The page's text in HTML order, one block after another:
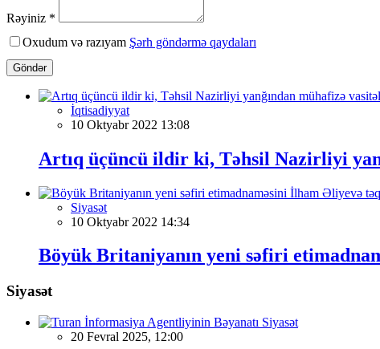
Rəyiniz *
Oxudum və razıyam Şərh göndərmə qaydaları
Göndər
İqtisadiyyat
10 Oktyabr 2022 13:08
Artıq üçüncü ildir ki, Təhsil Nazirliyi
Siyasət
10 Oktyabr 2022 14:34
Böyük Britaniyanın yeni səfiri
Siyasət
Siyasət
20 Fevral 2025, 12:00